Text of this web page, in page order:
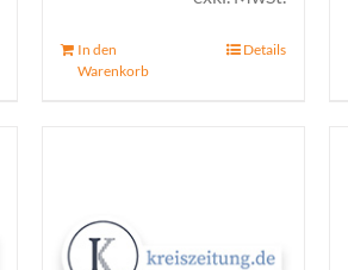
39,00 €
In den
Warenkorb
Details